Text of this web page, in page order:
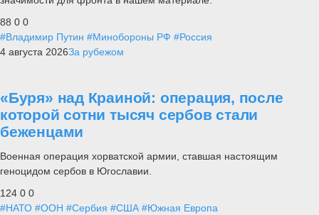
88 0 0
#Владимир Путин #Минобороны РФ #Россия
4 августа 2026За рубежом
«Буря» над Краиной: операция, после
которой сотни тысяч сербов стали
беженцами
Военная операция хорватской армии, ставшая настоящим
геноцидом сербов в Югославии.
124 0 0
#НАТО #ООН #Сербия #США #Южная Европа